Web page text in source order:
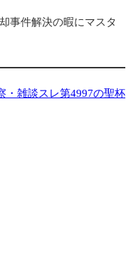
事件解決の暇にマスタ
・雑談スレ第4997の聖杯